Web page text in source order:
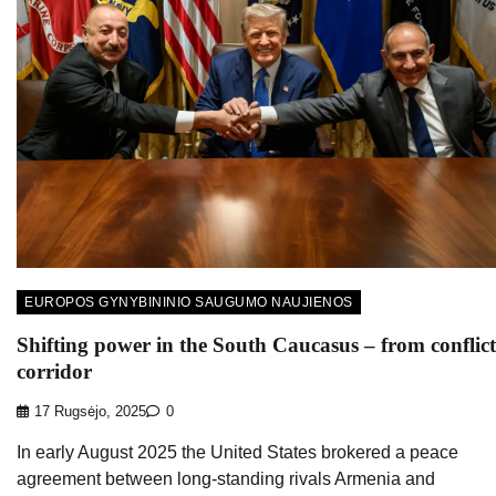
EUROPOS GYNYBININIO SAUGUMO NAUJIENOS
Shifting power in the South Caucasus – from
corridor
17 Rugsėjo, 2025 0
In early August 2025 the United States brokered a peace
agreement between long-standing rivals Armenia and